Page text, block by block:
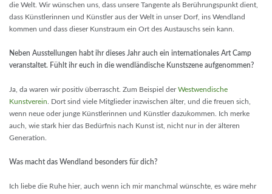
die Welt. Wir wünschen uns, dass unsere Tangente als Berührungspunkt dient,
dass Künstlerinnen und Künstler aus der Welt in unser Dorf, ins Wendland
kommen und dass dieser Kunstraum ein Ort des Austauschs sein kann.
Neben Ausstellungen habt ihr dieses Jahr auch ein internationales Art Camp
veranstaltet. Fühlt ihr euch in die wendländische Kunstszene aufgenommen?
Ja, da waren wir positiv überrascht. Zum Beispiel derWestwendische
Kunstverein. Dort sind viele Mitglieder inzwischen älter, und die freuen sich,
wenn neue oder junge Künstlerinnen und Künstler dazukommen. Ich merke
auch, wie stark hier das Bedürfnis nach Kunst ist, nicht nur in der älteren
Generation.
Was macht das Wendland besonders für dich?
Ich liebe die Ruhe hier, auch wenn ich mir manchmal wünschte, es wäre mehr